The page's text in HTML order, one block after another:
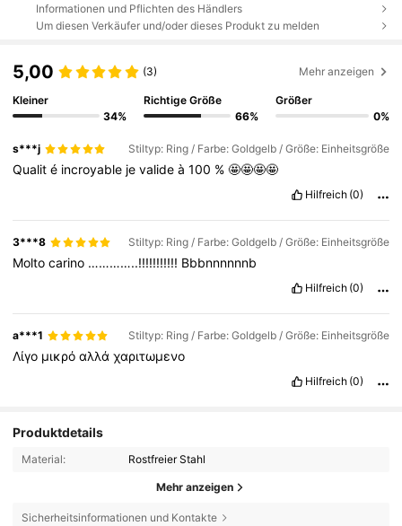
Informationen und Pflichten des Händlers
Um diesen Verkäufer und/oder dieses Produkt zu melden
5,00 (3) Mehr anzeigen
Kleiner
34%
Richtige Größe
66%
Größer
0%
s***j Stiltyp: Ring / Farbe: Goldgelb / Größe: Einheitsgröße
Qualité incroyable jevalideà100 %🤩🤩🤩🤩
Hilfreich (0)
3***8 Stiltyp: Ring / Farbe: Goldgelb / Größe: Einheitsgröße
Moltocarino …………..!!!!!!!!!!! Bbbnnnnnnb
Hilfreich (0)
a***1 Stiltyp: Ring / Farbe: Goldgelb / Größe: Einheitsgröße
Λίγο μικρόαλλάχαριτωμενο
Hilfreich (0)
Produktdetails
Material: Rostfreier Stahl
Mehr anzeigen
Sicherheitsinformationen und Kontakte